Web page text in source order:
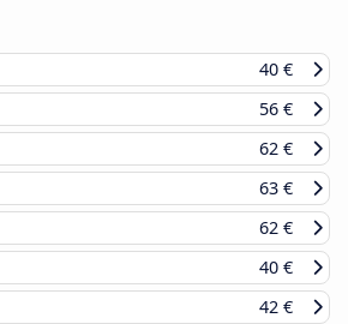
40 €
56 €
62 €
63 €
62 €
40 €
42 €